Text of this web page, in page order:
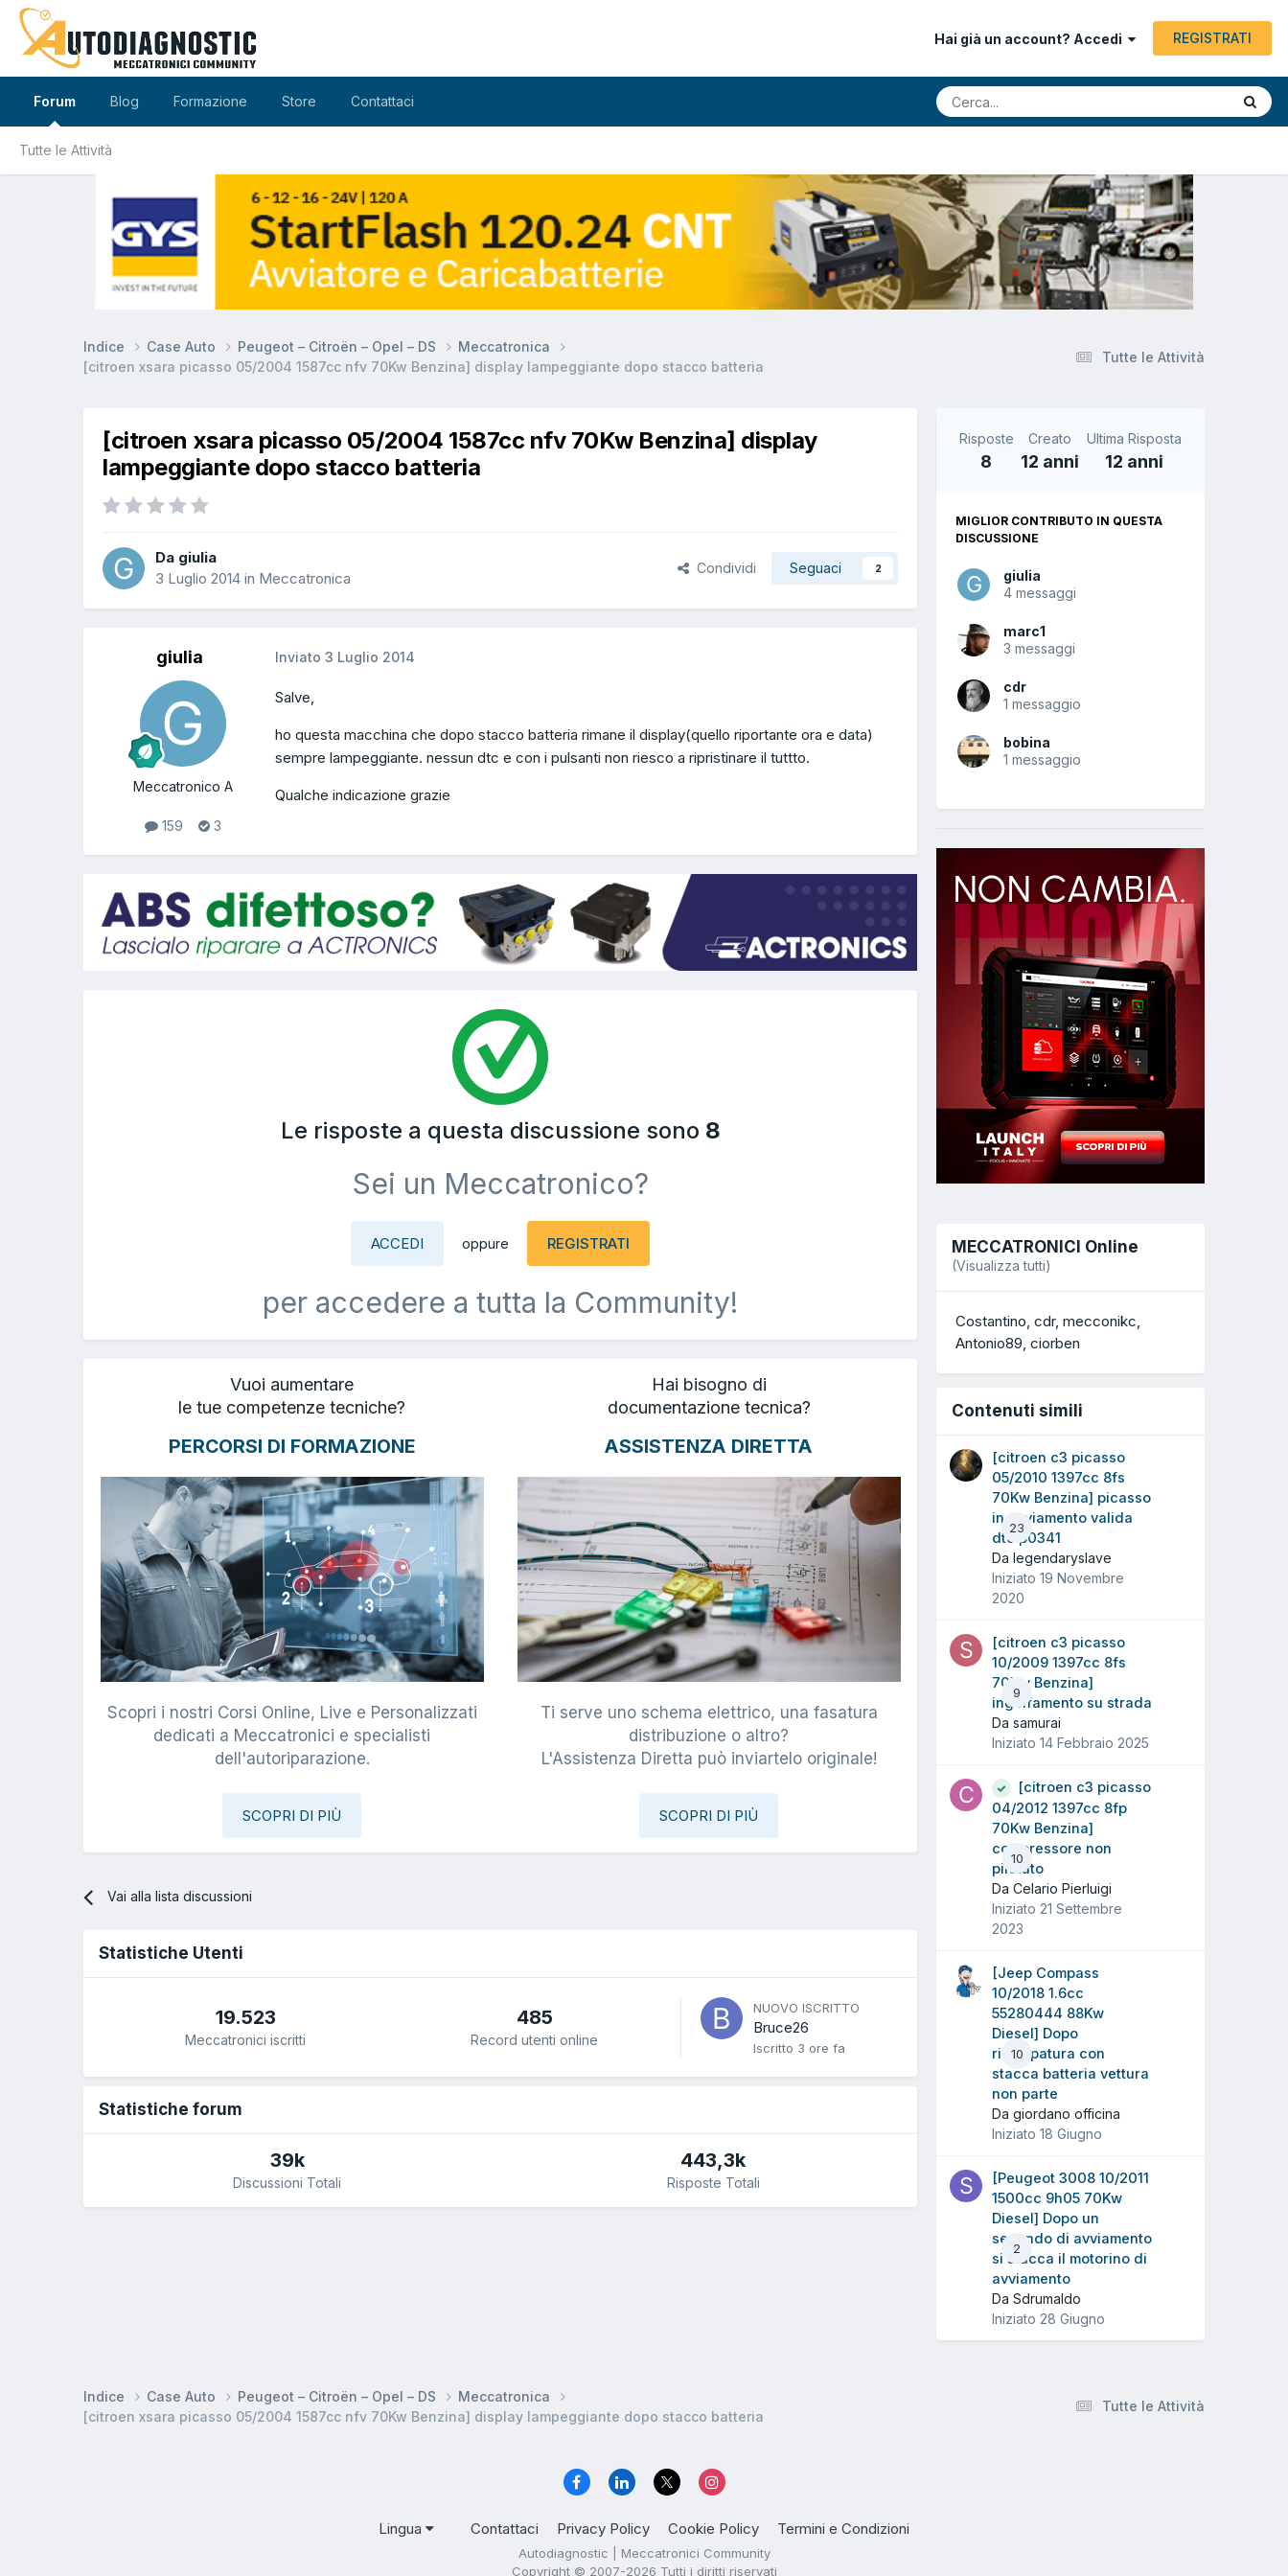
Hai già un account? Accedi REGISTRATI
Forum
Tutte le Attività
Blog Formazione Store Contattaci
Tutte le Attività
Indice Case Auto Peugeot – Citroën – Opel – DS
Meccatronica
[citroen xsara picasso 05/2004 1587cc nfv 70Kw Benzina] display lampeggiante dopo stacco batteria
[citroen xsara picasso 05/2004 1587cc nfv 70Kw Benzina] display
lampeggiante dopo stacco batteria
Da giulia
3 Luglio 2014 in Meccatronica
Condividi Seguaci 2
giulia
Meccatronico A
159 3
Inviato 3 Luglio 2014
Salve,
ho questa macchina che dopo stacco batteria rimane il display(quello riportante ora e data)
sempre lampeggiante. nessun dtc e con i pulsanti non riesco a ripristinare il tuttto.
Qualche indicazione grazie
Le risposte a questa discussione sono 8
Sei un Meccatronico?
ACCEDI oppure REGISTRATI
per accedere a tutta la Community!
Vuoi aumentare
le tue competenze tecniche?
PERCORSI DI FORMAZIONE
Scopri i nostri Corsi Online, Live e Personalizzati
dedicati a Meccatronici e specialisti
dell'autoriparazione.
SCOPRI DI PIÙ
Hai bisogno di
documentazione tecnica?
ASSISTENZA DIRETTA
Ti serve uno schema elettrico, una fasatura
distribuzione o altro?
L'Assistenza Diretta può inviartelo originale!
SCOPRI DI PIÙ
Vai alla lista discussioni
Statistiche Utenti
19.523
Meccatronici iscritti
485
Record utenti online
NUOVO ISCRITTO
Bruce26
Iscritto 3 ore fa
Statistiche forum
39k
Discussioni Totali
443,3k
Risposte Totali
Risposte
8
Creato
12 anni
Ultima Risposta
12 anni
MIGLIOR CONTRIBUTO IN QUESTA
DISCUSSIONE
giulia
4 messaggi
marc1
3 messaggi
cdr
1 messaggio
bobina
1 messaggio
MECCATRONICI Online
(Visualizza tutti)
Costantino cdr mecconikc
Antonio89 ciorben
Contenuti simili
23
[citroen c3 picasso
05/2010 1397cc 8fs
70Kw Benzina] picasso
in avviamento valida
dtc p0341
Da legendaryslave
Iniziato 19 Novembre
2020
9
[citroen c3 picasso
10/2009 1397cc 8fs
70Kw Benzina]
ingolfamento su strada
Da samurai
Iniziato 14 Febbraio 2025
10
[citroen c3 picasso
04/2012 1397cc 8fp
70Kw Benzina]
compressore non
pilotato
Da Celario Pierluigi
Iniziato 21 Settembre
2023
10
[Jeep Compass
10/2018 1.6cc
55280444 88Kw
Diesel] Dopo
rimappatura con
stacca batteria vettura
non parte
Da giordano officina
Iniziato 18 Giugno
2
[Peugeot 3008 10/2011
1500cc 9h05 70Kw
Diesel] Dopo un
secondo di avviamento
si stacca il motorino di
avviamento
Da Sdrumaldo
Iniziato 28 Giugno
Tutte le Attività
Indice Case Auto Peugeot – Citroën – Opel – DS
Meccatronica
[citroen xsara picasso 05/2004 1587cc nfv 70Kw Benzina] display lampeggiante dopo stacco batteria
Lingua Contattaci Privacy Policy Cookie Policy Termini e Condizioni
Autodiagnostic | Meccatronici Community
Copyright © 2007-2026 Tutti i diritti riservati